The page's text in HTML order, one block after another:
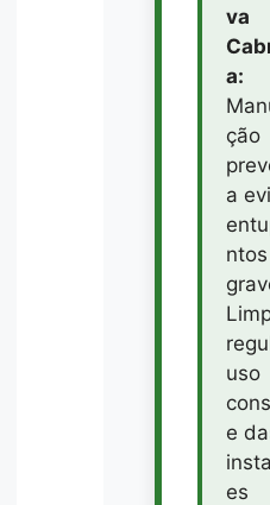
va
a:
ção
a
ntos
uso
e
es